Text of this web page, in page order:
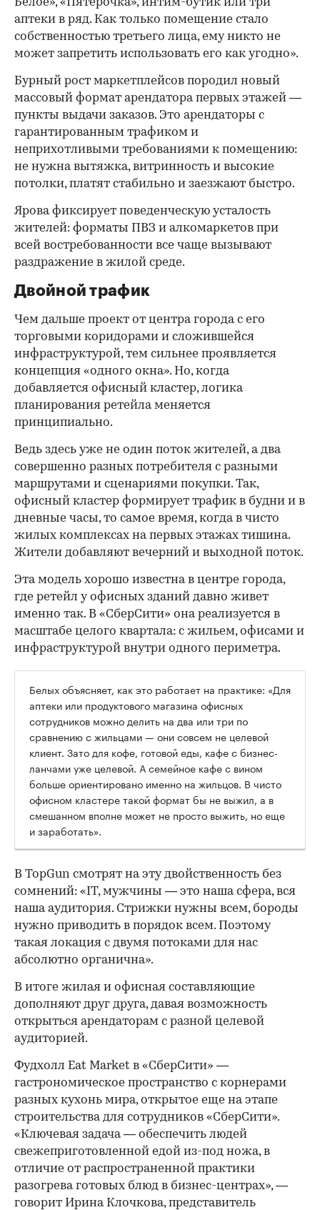
Белое», «Пятерочка», интим-бутик или три
аптеки в ряд. Как только помещение стало
собственностью третьего лица, ему никто не
может запретить использовать его как угодно».
Бурный рост маркетплейсов породил новый
массовый формат арендатора первых этажей —
пункты выдачи заказов. Это арендаторы с
гарантированным трафиком и
неприхотливыми требованиями к помещению:
не нужна вытяжка, витринность и высокие
потолки, платят стабильно и заезжают быстро.
Ярова фиксирует поведенческую усталость
жителей: форматы ПВЗ и алкомаркетов при
всей востребованности все чаще вызывают
раздражение в жилой среде.
Двойной трафик
Чем дальше проект от центра города с его
торговыми коридорами и сложившейся
инфраструктурой, тем сильнее проявляется
концепция «одного окна». Но, когда
добавляется офисный кластер, логика
планирования ретейла меняется
принципиально.
Ведь здесь уже не один поток жителей, а два
совершенно разных потребителя с разными
маршрутами и сценариями покупки. Так,
офисный кластер формирует трафик в будни и в
дневные часы, то самое время, когда в чисто
жилых комплексах на первых этажах тишина.
Жители добавляют вечерний и выходной поток.
Эта модель хорошо известна в центре города,
где ретейл у офисных зданий давно живет
именно так. В «СберСити» она реализуется в
масштабе целого квартала: с жильем, офисами и
инфраструктурой внутри одного периметра.
Белых объясняет, как это работает на практике: «Для
аптеки или продуктового магазина офисных
сотрудников можно делить на два или три по
сравнению с жильцами — они совсем не целевой
клиент. Зато для кофе, готовой еды, кафе с бизнес-
ланчами уже целевой. А семейное кафе с вином
больше ориентировано именно на жильцов. В чисто
офисном кластере такой формат бы не выжил, а в
смешанном вполне может не просто выжить, но еще
и заработать».
В TopGun смотрят на эту двойственность без
сомнений: «IT, мужчины — это наша сфера, вся
наша аудитория. Стрижки нужны всем, бороды
нужно приводить в порядок всем. Поэтому
такая локация с двумя потоками для нас
абсолютно органична».
В итоге жилая и офисная составляющие
дополняют друг друга, давая возможность
открыться арендаторам с разной целевой
аудиторией.
Фудхолл Eat Market в «СберСити» —
гастрономическое пространство с корнерами
разных кухонь мира, открытое еще на этапе
строительства для сотрудников «СберСити».
«Ключевая задача — обеспечить людей
свежеприготовленной едой из-под ножа, в
отличие от распространенной практики
разогрева готовых блюд в бизнес-центрах», —
говорит Ирина Клочкова, представитель